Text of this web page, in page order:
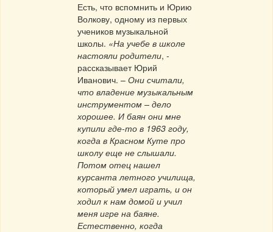
Есть, что вспомнить и Юрию
Волкову, одному из первых
учеников музыкальной
школы. «На учебе в школе
настояли родители, -
рассказывает Юрий
Иванович. – Они считали,
что владение музыкальным
инструментом – дело
хорошее. И баян они мне
купили где-то в 1963 году,
когда в Красном Куте про
школу еще не слышали.
Потом отец нашел
курсанта летного училища,
который умел играть, и он
ходил к нам домой и учил
меня игре на баяне.
Естественно, когда